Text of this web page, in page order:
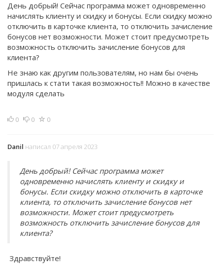
День добрый! Сейчас программа может одновременно
начислять клиенту и скидку и бонусы. Если скидку можно
отключить в карточке клиента, то отключить зачисление
бонусов нет возможности. Может стоит предусмотреть
возможность отключить зачисление бонусов для
клиента?
Не знаю как другим пользователям, но нам бы очень
пришлась к стати такая возможность!! Можно в качестве
модуля сделать
0 0 0
Danil написал 07 апреля 2023
День добрый! Сейчас программа может
одновременно начислять клиенту и скидку и
бонусы. Если скидку можно отключить в карточке
клиента, то отключить зачисление бонусов нет
возможности. Может стоит предусмотреть
возможность отключить зачисление бонусов для
клиента?
Здравствуйте!